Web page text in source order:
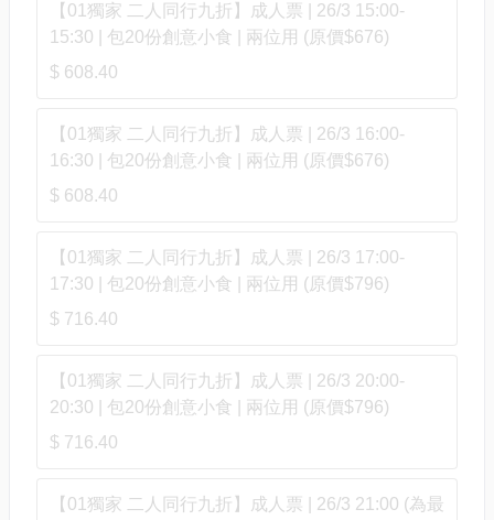
【01獨家 二人同行九折】成人票 | 26/3 15:00-
15:30 | 包20份創意小食 | 兩位用 (原價$676)
$ 608.40
【01獨家 二人同行九折】成人票 | 26/3 16:00-
16:30 | 包20份創意小食 | 兩位用 (原價$676)
$ 608.40
【01獨家 二人同行九折】成人票 | 26/3 17:00-
17:30 | 包20份創意小食 | 兩位用 (原價$796)
$ 716.40
【01獨家 二人同行九折】成人票 | 26/3 20:00-
20:30 | 包20份創意小食 | 兩位用 (原價$796)
$ 716.40
【01獨家 二人同行九折】成人票 | 26/3 21:00 (為最